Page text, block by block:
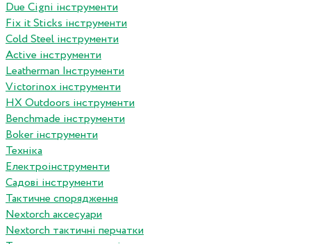
Due Cigni інструменти
Fix it Sticks інструменти
Сold Steel інструменти
Active інструменти
Leatherman Інструменти
Victorinox інструменти
HX Outdoors інструменти
Benchmade інструменти
Boker інструменти
Техніка
Електроінструменти
Садові інструменти
Тактичне спорядження
Nextorch аксесуари
Nextorch тактичні перчатки